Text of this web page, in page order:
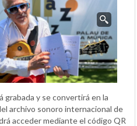
y se convertirá en la
archivo sonoro internacional de
acceder mediante el código QR